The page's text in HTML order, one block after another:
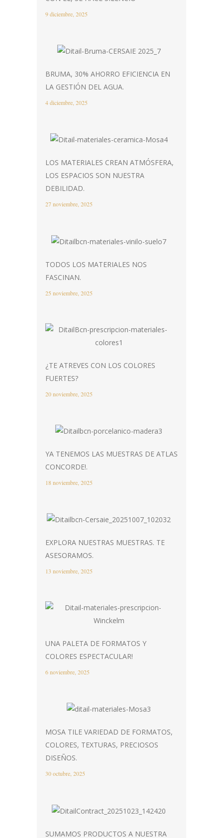
9 diciembre, 2025
BRUMA, 30% AHORRO EFICIENCIA EN
LA GESTIÓN DEL AGUA.
4 diciembre, 2025
LOS MATERIALES CREAN ATMÓSFERA,
LOS ESPACIOS SON NUESTRA
DEBILIDAD.
27 noviembre, 2025
TODOS LOS MATERIALES NOS
FASCINAN.
25 noviembre, 2025
¿TE ATREVES CON LOS COLORES
FUERTES?
20 noviembre, 2025
YA TENEMOS LAS MUESTRAS DE ATLAS
CONCORDE!.
18 noviembre, 2025
EXPLORA NUESTRAS MUESTRAS. TE
ASESORAMOS.
13 noviembre, 2025
UNA PALETA DE FORMATOS Y
COLORES ESPECTACULAR!
6 noviembre, 2025
MOSA TILE VARIEDAD DE FORMATOS,
COLORES, TEXTURAS, PRECIOSOS
DISEÑOS.
30 octubre, 2025
SUMAMOS PRODUCTOS A NUESTRA